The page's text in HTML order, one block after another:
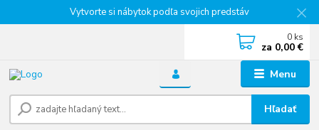
Vytvorte si nábytok podľa svojich predstáv
Menu
Hľadať
0 ks
za 0,00 €